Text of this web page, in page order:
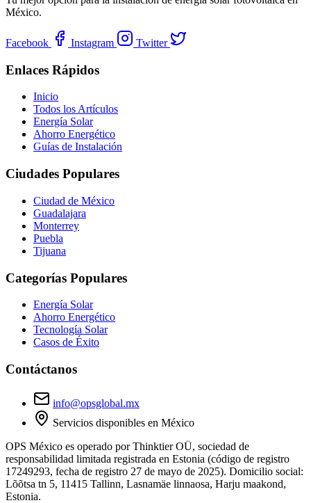
México.
Facebook Instagram Twitter
Enlaces Rápidos
Inicio
Todos los Artículos
Energía Solar
Ahorro Energético
Guías de Instalación
Ciudades Populares
Ciudad de México
Guadalajara
Monterrey
Puebla
Tijuana
Categorías Populares
Energía Solar
Ahorro Energético
Tecnología Solar
Casos de Éxito
Contáctanos
info@opsglobal.mx
Servicios disponibles en México
OPS México es operado porThinktier OÜ, sociedad de
responsabilidad limitada registrada en Estonia (código de registro
17249293, fecha de registro 27 de mayo de 2025). Domicilio social:
Lõõtsa tn 5, 11415 Tallinn, Lasnamäe linnaosa, Harju maakond,
Estonia.